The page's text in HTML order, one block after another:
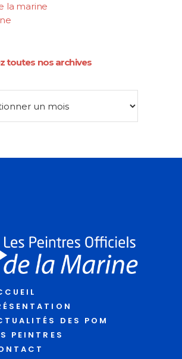
la marine
toutes nos archives
DES POM
PEINTRES